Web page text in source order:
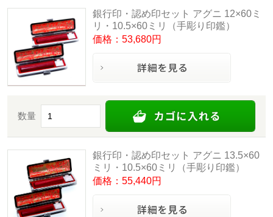
銀行印・認め印セット アグニ 12×60ミ
リ・10.5×60ミリ（手彫り印鑑）
価格：53,680円
数量
銀行印・認め印セット アグニ 13.5×60
ミリ・10.5×60ミリ（手彫り印鑑）
価格：55,440円